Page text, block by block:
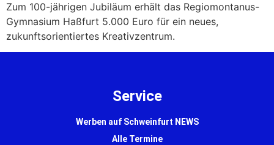
Zum 100-jährigen Jubiläum erhält das Regiomontanus-
Gymnasium Haßfurt 5.000 Euro für ein neues,
zukunftsorientiertes Kreativzentrum.
Service
Werben auf Schweinfurt NEWS
Alle Termine